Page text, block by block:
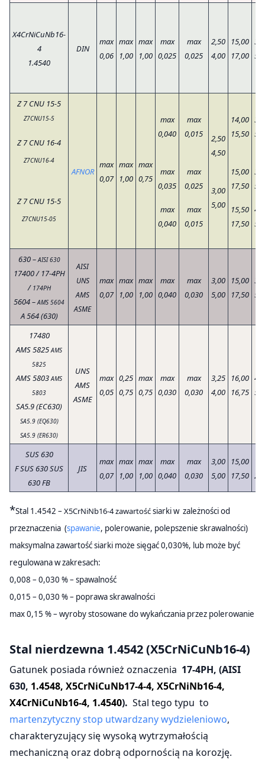
X4CrNiCuNb16-
4
1.4540
DIN
max
0,06
max
1,00
max
1,00
max
0,025
max
0,025
2,50
4,00
15,00
17,00
Z 7 CNU 15-5
Z7CNU15-5
Z 7 CNU 16-4
Z7CNU16-4
Z 7 CNU 15-5
Z7CNU15-05
AFNOR
max
0,07
max
1,00
max
0,75
max
0,040
max
0,035
max
0,040
max
0,015
max
0,025
max
0,015
2,50
4,50
3,00
5,00
14,00
15,50
15,00
17,50
15,50
17,50
630 –AISI 630
17400 / 17-4PH
/ 174PH
5604 –AMS 5604
A 564 (630)
AISI
UNS
AMS
ASME
max
0,07
max
1,00
max
1,00
max
0,040
max
0,030
3,00
5,00
15,00
17,50
17480
AMS 5825AMS
5825
AMS 5803AMS
5803
SA5.9 (EC630)
SA5.9 (EQ630)
SA5.9 (ER630)
UNS
AMS
ASME
max
0,05
0,25
0,75
max
0,75
max
0,030
max
0,030
3,25
4,00
16,00
16,75
SUS 630
F SUS 630SUS
630 FB
JIS
max
0,07
max
1,00
max
1,00
max
0,040
max
0,030
3,00
5,00
15,00
17,50
*Stal 1.4542 –X5CrNiNb16-4 zawartośćsiarki w zależności od
przeznaczenia (spawanie, polerowanie, polepszenie skrawalności)
maksymalna zawartość siarki może sięgać 0,030%, lub może być
regulowana w zakresach:
0,008 – 0,030 % – spawalność
0,015 – 0,030 % – poprawa skrawalności
max 0,15 % – wyroby stosowane do wykańczania przez polerowanie
Stal nierdzewna 1.4542 (X5CrNiCuNb16-4)
Gatunek posiada również oznaczenia 17-4PH, (AISI
630, 1.4548, X5CrNiCuNb17-4-4, X5CrNiNb16-4,
X4CrNiCuNb16-4, 1.4540). Stal tego typu to
martenzytyczny stop utwardzany wydzieleniowo,
charakteryzujący się wysoką wytrzymałością
mechaniczną oraz dobrą odpornością na korozję.